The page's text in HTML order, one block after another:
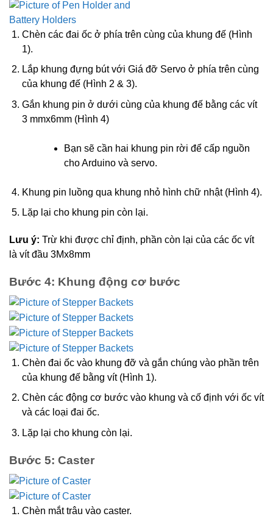
Chèn các đai ốc ở phía trên cùng của khung đế (Hình
1).
Lắp khung đựng bút với Giá đỡ Servo ở phía trên cùng
của khung đế (Hình 2 & 3).
Gắn khung pin ở dưới cùng của khung đế bằng các vít
3 mmx6mm (Hình 4)
Bạn sẽ cần hai khung pin rời để cấp nguồn
cho Arduino và servo.
Khung pin luồng qua khung nhỏ hình chữ nhật (Hình 4).
Lặp lại cho khung pin còn lại.
Lưu ý: Trừ khi được chỉ định, phần còn lại của các ốc vít
là vít đầu 3Mx8mm
Bước 4: Khung động cơ bước
Chèn đai ốc vào khung đỡ và gắn chúng vào phần trên
của khung đế bằng vít (Hình 1).
Chèn các động cơ bước vào khung và cố định với ốc vít
và các loại đai ốc.
Lặp lại cho khung còn lại.
Bước 5: Caster
Chèn mắt trâu vào caster.